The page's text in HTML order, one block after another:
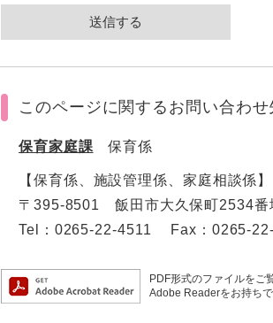
このページに関するお問い合わせ
保育家庭課 保育係
【保育係、施設管理係、家庭相談係】
〒395-8501 飯田市大久保町2534
Tel：0265-22-4511 Fax：0265-
PDF形式のファイルをご
Adobe Readerをお持ち